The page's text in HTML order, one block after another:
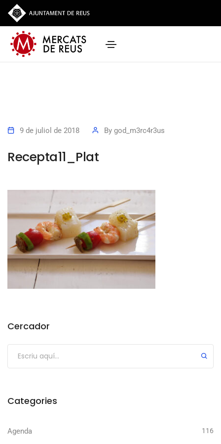
9 de juliol de 2018 By god_m3rc4r3us
Recepta11_Plat
Cercador
Categories
Agenda 116